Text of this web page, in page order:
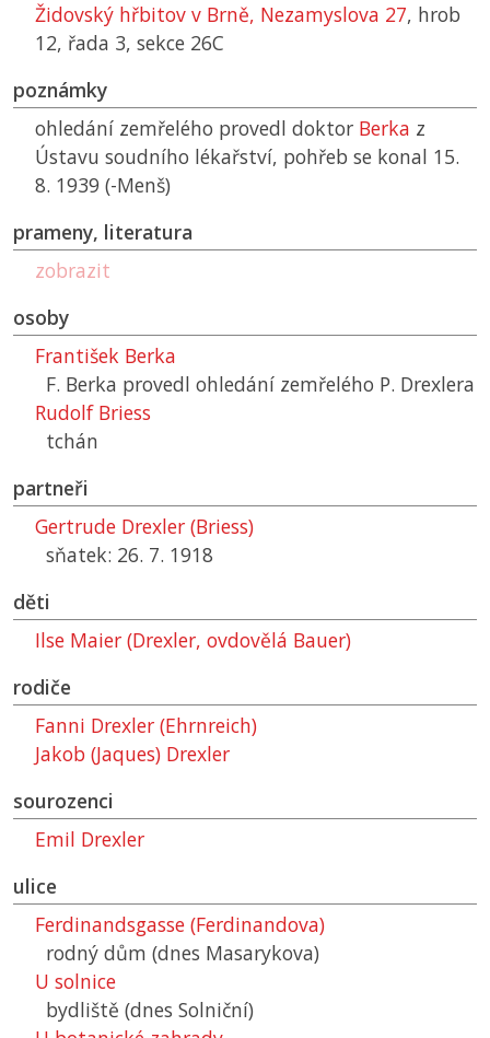
Židovský hřbitov v Brně, Nezamyslova 27, hrob
12, řada 3, sekce 26C
poznámky
ohledání zemřelého provedl doktor Berka z
Ústavu soudního lékařství, pohřeb se konal 15.
8. 1939 (-Menš)
prameny, literatura
zobrazit
osoby
František Berka
F. Berka provedl ohledání zemřelého P. Drexlera
Rudolf Briess
tchán
partneři
Gertrude Drexler (Briess)
sňatek: 26. 7. 1918
děti
Ilse Maier (Drexler, ovdovělá Bauer)
rodiče
Fanni Drexler (Ehrnreich)
Jakob (Jaques) Drexler
sourozenci
Emil Drexler
ulice
Ferdinandsgasse (Ferdinandova)
rodný dům (dnes Masarykova)
U solnice
bydliště (dnes Solniční)